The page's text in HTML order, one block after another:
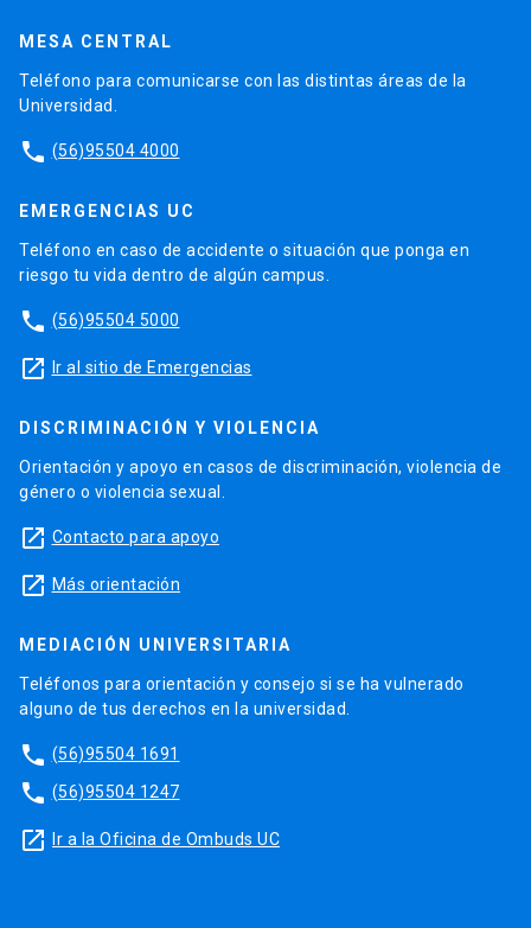
MESA CENTRAL
Teléfono para comunicarse con las distintas áreas de la
Universidad.
phone (56)95504 4000
EMERGENCIAS UC
Teléfono en caso de accidente o situación que ponga en
riesgo tu vida dentro de algún campus.
phone (56)95504 5000
launch Ir al sitio de Emergencias
DISCRIMINACIÓN Y VIOLENCIA
Orientación y apoyo en casos de discriminación, violencia de
género o violencia sexual.
launch Contacto para apoyo
launch Más orientación
MEDIACIÓN UNIVERSITARIA
Teléfonos para orientación y consejo si se ha vulnerado
alguno de tus derechos en la universidad.
phone (56)95504 1691
phone (56)95504 1247
launch Ir a la Oficina de Ombuds UC